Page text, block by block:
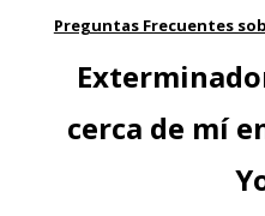
Preguntas Frecuentes
cerca de mí